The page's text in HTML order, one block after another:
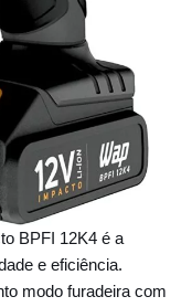
BPFI 12K4 é a
e eficiência.
modo furadeira com